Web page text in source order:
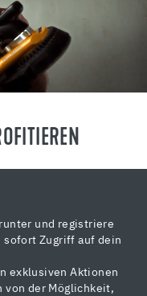
und registriere
sofort Zugriff auf dein
exklusiven Aktionen
von der Möglichkeit,